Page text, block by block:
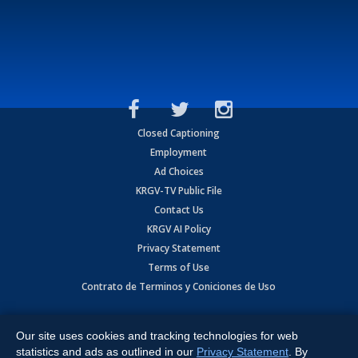
Closed Captioning
Employment
Ad Choices
KRGV-TV Public File
Contact Us
KRGV AI Policy
Privacy Statement
Terms of Use
Contrato de Terminos y Coniciones de Uso
Expressway, Weslaco, TX 78596.
All Rights Reserved. Powered by:Ruby Shore Software
Our site uses cookies and tracking technologies for web
statistics and ads as outlined in our Privacy Statement . By